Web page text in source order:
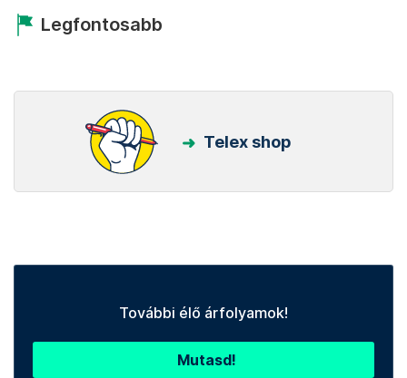
Legfontosabb
Telex shop
További élő árfolyamok!
Mutasd!